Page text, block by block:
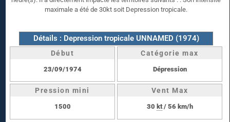
maximale a été de 30kt soit Depression tropicale.
Détails : Depression tropicale UNNAMED (1974)
Début
23/09/1974
Catégorie max
Dépression
Pression mini
1500
Vent Max
30 kt/ 56 km/h